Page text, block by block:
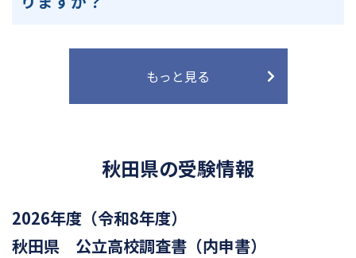
もっと見る
秋田県の受験情報
2026年度（令和8年度）
秋田県 公立高校調査書（内申書）